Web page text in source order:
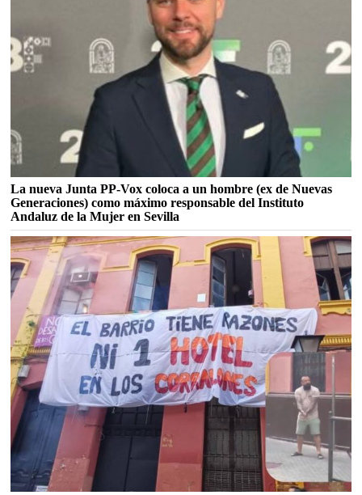
La nueva Junta PP-Vox coloca a un hombre (ex de Nuevas
Generaciones) como máximo responsable del Instituto
Andaluz de la Mujer en Sevilla